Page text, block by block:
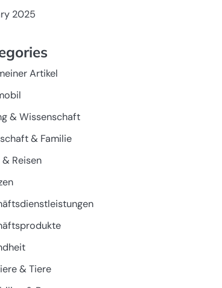
2025
Artikel
& Wissenschaft
& Familie
& Reisen
& Tiere